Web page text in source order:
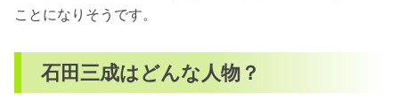
ことになりそうです。
石田三成はどんな人物？